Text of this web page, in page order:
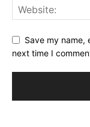
Save my name,
next time I